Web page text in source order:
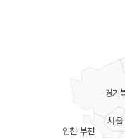
경기
서울
인천·부천